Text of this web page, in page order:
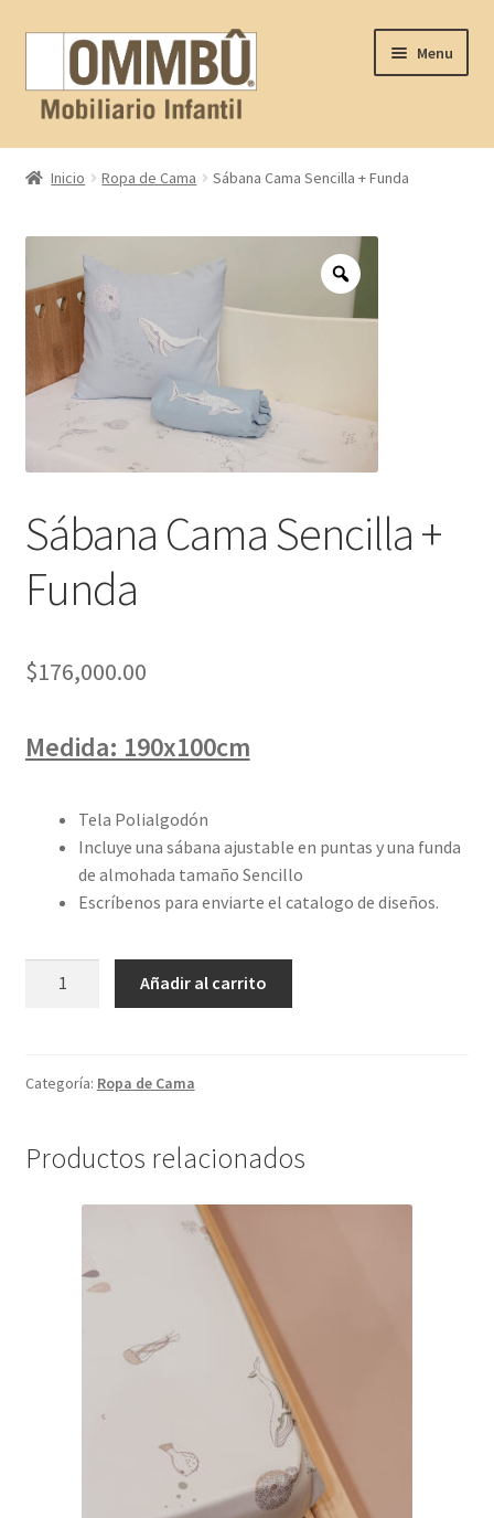
Skip
navigation
Skip
content
Menu
Inicio
Nosotros
Productos
Proyectos
Inicio Ropa de Cama Sábana Cama Sencilla + Funda
Sábana Cama Sencilla +
Funda
$176,000.00
Medida: 190x100cm
Tela Polialgodón
Incluye una sábana ajustable en puntas y una funda
de almohada tamaño Sencillo
Escríbenos para enviarte el catalogo de diseños.
Funda
Añadir al carrito
Categoría: Ropa de Cama
Productos relacionados